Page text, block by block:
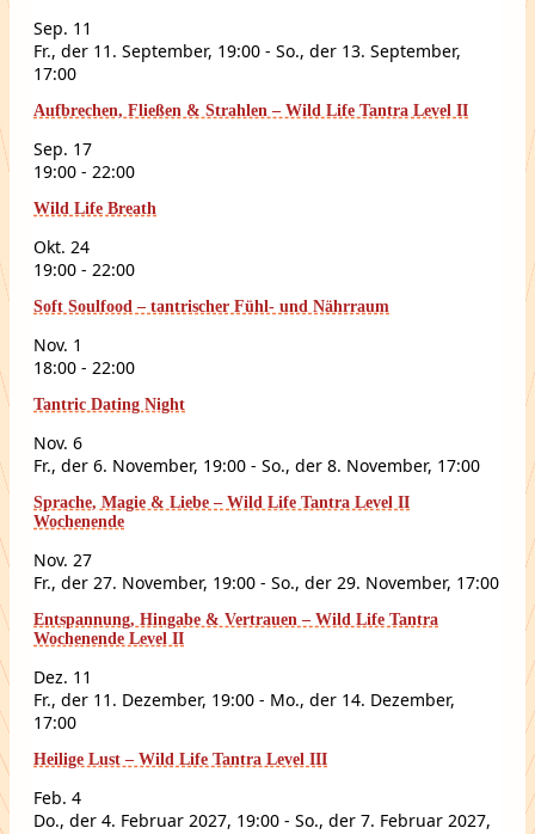
Sep. 11
Fr., der 11. September, 19:00 - So., der 13. September,
17:00
Aufbrechen, Fließen & Strahlen – Wild Life Tantra Level II
Sep. 17
19:00 - 22:00
Wild Life Breath
Okt. 24
19:00 - 22:00
Soft Soulfood – tantrischer Fühl- und Nährraum
Nov. 1
18:00 - 22:00
Tantric Dating Night
Nov. 6
Fr., der 6. November, 19:00 - So., der 8. November, 17:00
Sprache, Magie & Liebe – Wild Life Tantra Level II
Wochenende
Nov. 27
Fr., der 27. November, 19:00 - So., der 29. November, 17:00
Entspannung, Hingabe & Vertrauen – Wild Life Tantra
Wochenende Level II
Dez. 11
Fr., der 11. Dezember, 19:00 - Mo., der 14. Dezember,
17:00
Heilige Lust – Wild Life Tantra Level III
Feb. 4
Do., der 4. Februar 2027, 19:00 - So., der 7. Februar 2027,